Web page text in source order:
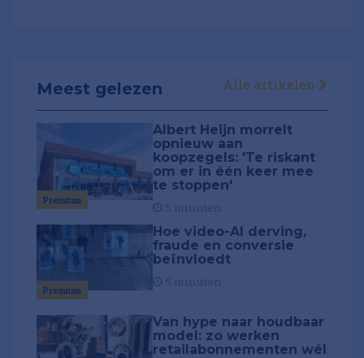
Meest gelezen Alle artikelen
Premium
Albert Heijn morrelt
opnieuw aan
koopzegels: 'Te riskant
om er in één keer mee
te stoppen'
Premium
Hoe video-AI derving,
fraude en conversie
beïnvloedt
Van hype naar houdbaar
model: zo werken
retailabonnementen wél